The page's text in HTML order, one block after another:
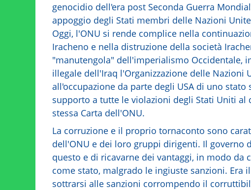
genocidio dell'era post Seconda Guerra
appoggio degli Stati membri delle Nazioni
Oggi, l'ONU si rende complice nella
Iracheno e nella distruzione della società
"manutengola" dell'imperialismo Occidentale,
illegale dell'Iraq l'Organizzazione delle
all'occupazione da parte degli USA di uno
supporto a tutte le violazioni degli Stati Uniti
stessa Carta dell'ONU.
La corruzione e il proprio tornaconto sono
dell'ONU e dei loro gruppi dirigenti. Il governo
questo e di ricavarne dei vantaggi, in modo da
come stato, malgrado le ingiuste sanzioni. Era
sottrarsi alle sanzioni corrompendo il